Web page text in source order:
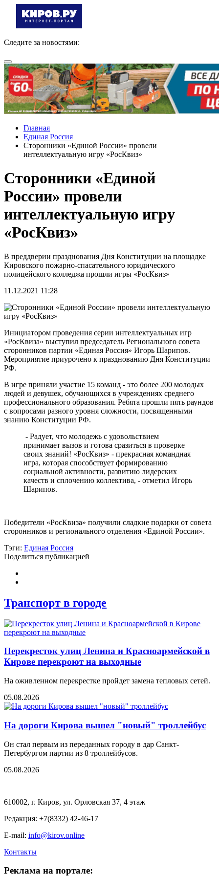
Следите за новостями:
Главная
Единая Россия
Сторонники «Единой России» провели
интеллектуальную игру «РосКвиз»
Сторонники «Единой
России» провели
интеллектуальную игру
«РосКвиз»
В преддверии празднования Дня Конституции на площадке
Кировского пожарно-спасательного юридического
полицейского колледжа прошли игры «РосКвиз»
11.12.2021 11:28
Инициатором проведения серии интеллектуальных игр
«РосКвиза» выступил председатель Регионального совета
сторонников партии «Единая Россия» Игорь Шарипов.
Мероприятие приурочено к празднованию Дня Конституции
РФ.
В игре приняли участие 15 команд - это более 200 молодых
людей и девушек, обучающихся в учреждениях среднего
профессионального образования. Ребята прошли пять раундов
с вопросами разного уровня сложности, посвященными
знанию Конституции РФ.
- Радует, что молодежь с удовольствием
принимает вызов и готова сразиться в проверке
своих знаний! «РосКвиз» - прекрасная командная
игра, которая способствует формированию
социальной активности, развитию лидерских
качеств и сплочению коллектива, - отметил Игорь
Шарипов.
Победители «РосКвиза» получили сладкие подарки от совета
сторонников и регионального отделения «Единой России».
Тэги: Единая Россия
Поделиться публикацией
Транспорт в городе
Перекресток улиц Ленина и Красноармейской в
Кирове перекроют на выходные
На оживленном перекрестке пройдет замена тепловых сетей.
05.08.2026
На дороги Кирова вышел "новый" троллейбус
Он стал первым из переданных городу в дар Санкт-
Петербургом партии из 8 троллейбусов.
05.08.2026
610002, г. Киров, ул. Орловская 37, 4 этаж
Редакция: +7(8332) 42-46-17
E-mail: info@kirov.online
Контакты
Реклама на портале: